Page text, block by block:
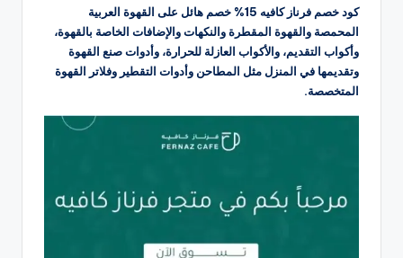
كود خصم فرناز كافيه 15% خصم هائل على القهوة العربية
المحمصة والقهوة المقطرة والنكهات والإضافات الخاصة بالقهوة،
وأكواب التقديم، والأكواب العازلة للحرارة، وأدوات صنع القهوة
وتقديمها في المنزل مثل المطاحن وأدوات التقطير وفلاتر القهوة
المتخصصة.